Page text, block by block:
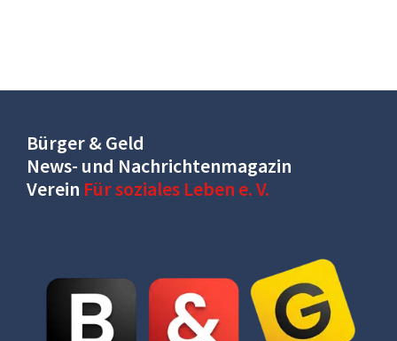
Bürger & Geld
News- und Nachrichtenmagazin
Verein Für soziales Leben e. V.